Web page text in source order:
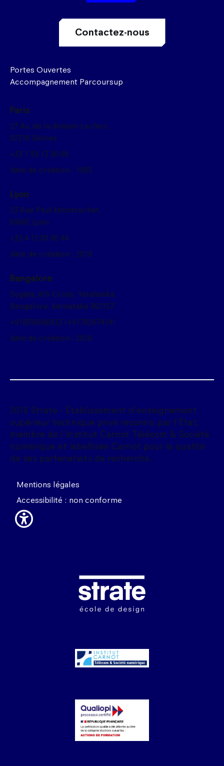
Image
2016 Strate - Établissement d'enseignement
supérieur technique privé reconnu par l'État,
membre de l'Institut Carnot Télécom & Société
numérique et labellisée Carnot pour la qualité
de ses partenariats de recherche.
Mentions légales
Accessibilité : non conforme
Portes Ouvertes
Accompagnement Parcoursup
Contactez-nous
Paris
27 Av, de la division Leclerc,
92310 Sèvres
+33 1 59 13 36 00
date de création : 1993
Lyon
23 Rue Paul Montrochet,
69002 Lyon
+33 4 12 05 85 44
date de création : 2019
Bangalore
Sugata, 6th Cross, Yelahanka,
Bengaluru, Karnataka 562157
+918550080033 /+91702674141
date de création : 2016